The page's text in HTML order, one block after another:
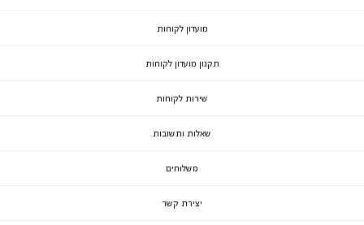
מועדון לקוחות
תקנון מועדון לקוחות
שירות לקוחות
שאלות ותשובות
משלוחים
יצירת קשר